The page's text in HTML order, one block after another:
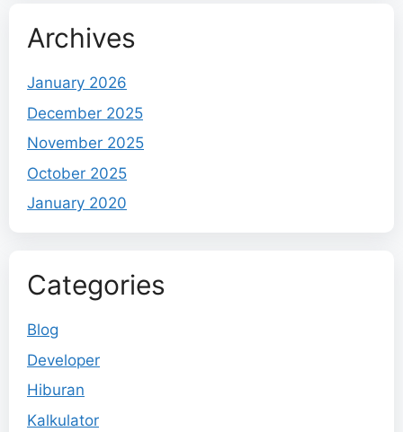
Archives
January 2026
December 2025
November 2025
October 2025
January 2020
Categories
Blog
Developer
Hiburan
Kalkulator